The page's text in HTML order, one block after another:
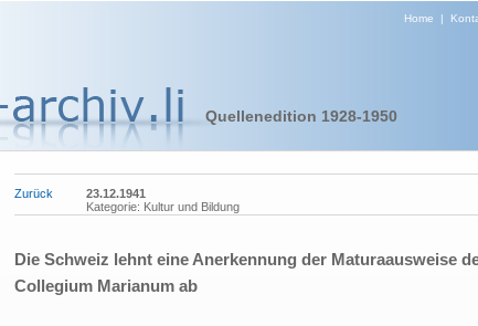
Home |
Quellenedition 1928-1950
Zurück
23.12.1941
Kategorie: Kultur und Bildung
Die Schweiz lehnt eine Anerkennung der Maturaausweise
Collegium Marianum ab